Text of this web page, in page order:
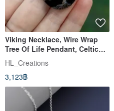
Viking Necklace, Wire Wrap
Tree Of Life Pendant, Celtic
Yggdrasil Men Necklace
HL_Creations
3,123฿